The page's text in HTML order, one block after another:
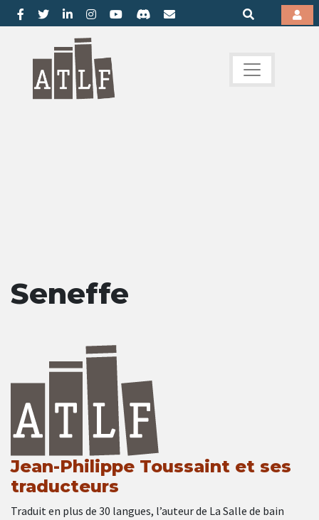
Seneffe
Jean-Philippe Toussaint et ses
traducteurs
Traduit en plus de 30 langues, l’auteur de La Salle de bain